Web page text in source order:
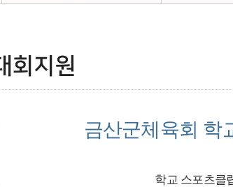
회지원
금산군체육회 학
학교 스포츠클